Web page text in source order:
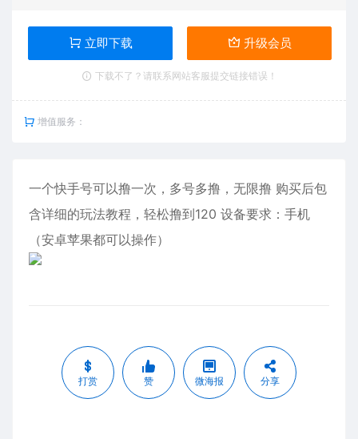
立即下载 升级会员
下载不了？请联系网站客服提交链接错误！
增值服务：
一个快手号可以撸一次，多号多撸，无限撸 购买后包
含详细的玩法教程，轻松撸到120 设备要求：手机
（安卓苹果都可以操作）
打赏 赞 微海报 分享